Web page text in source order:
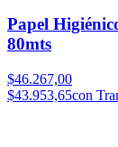
Papel
80mts
$46.267,00
$43.953,65con